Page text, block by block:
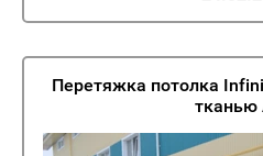
Перетяжка потолка
тканью